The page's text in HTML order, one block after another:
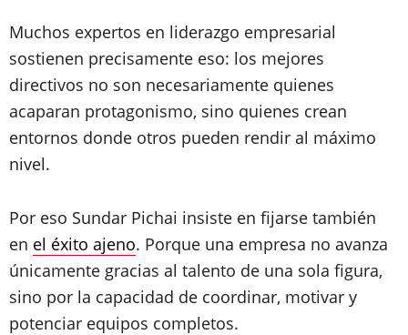
Muchos expertos en liderazgo empresarial
sostienen precisamente eso: los mejores
directivos no son necesariamente quienes
acaparan protagonismo, sino quienes crean
entornos donde otros pueden rendir al máximo
nivel.
Por eso Sundar Pichai insiste en fijarse también
en el éxito ajeno. Porque una empresa no avanza
únicamente gracias al talento de una sola figura,
sino por la capacidad de coordinar, motivar y
potenciar equipos completos.